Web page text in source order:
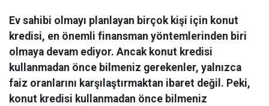
Ev sahibi olmayı planlayan birçok kişi için konut
kredisi, en önemli finansman yöntemlerinden biri
olmaya devam ediyor. Ancak konut kredisi
kullanmadan önce bilmeniz gerekenler, yalnızca
faiz oranlarını karşılaştırmaktan ibaret değil. Peki,
konut kredisi kullanmadan önce bilmeniz